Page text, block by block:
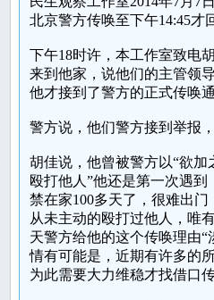
北京警方传唤至下午14:45才
下午18时许，本工作室致电
来到他家，说他们的主管领
他才接到了警方的正式传唤
警方说，他们警方接到举报
胡佳说，他曾被警方以“欲加
殴打他人”他还是第一次遇
禁在家100多天了，很难出
从未主动的殴打过他人，唯
天警方给他的这个传唤理由
情有可能是，近期有许多的
为此需要大力维稳才找借口